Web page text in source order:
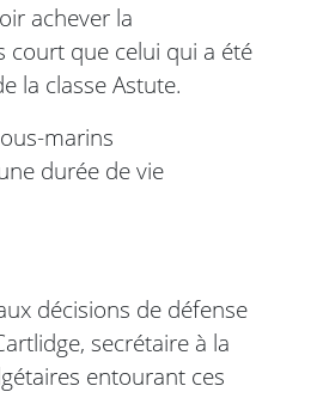
achever la
court que celui qui a été
la classe Astute.
marins
durée de vie
décisions de défense
secrétaire à la
entourant ces